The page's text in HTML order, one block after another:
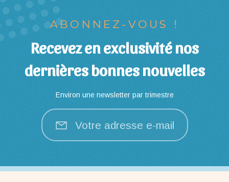
ABONNEZ-VOUS !
Recevez en exclusivité nos
dernières bonnes nouvelles
Environ une newsletter par trimestre
Votre adresse e-mail